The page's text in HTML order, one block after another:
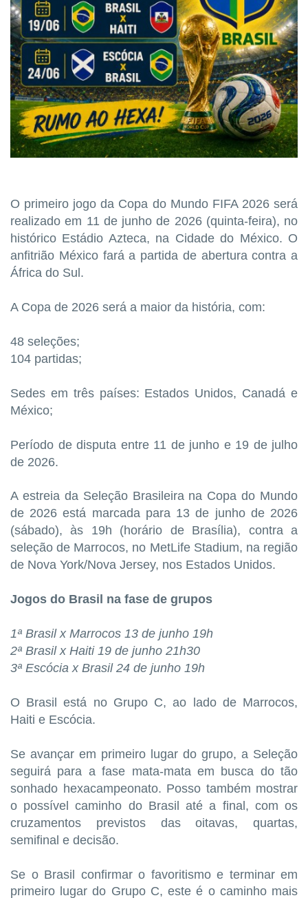
O primeiro jogo da Copa do Mundo FIFA 2026 será
realizado em 11 de junho de 2026 (quinta-feira), no
histórico Estádio Azteca, na Cidade do México. O
anfitrião México fará a partida de abertura contra a
África do Sul.
A Copa de 2026 será a maior da história, com:
48 seleções;
104 partidas;
Sedes em três países: Estados Unidos, Canadá e
México;
Período de disputa entre 11 de junho e 19 de julho
de 2026.
A estreia da Seleção Brasileira na Copa do Mundo
de 2026 está marcada para 13 de junho de 2026
(sábado), às 19h (horário de Brasília), contra a
seleção de Marrocos, no MetLife Stadium, na região
de Nova York/Nova Jersey, nos Estados Unidos.
Jogos do Brasil na fase de grupos
1ª Brasil x Marrocos 13 de junho 19h
2ª Brasil x Haiti 19 de junho 21h30
3ª Escócia x Brasil 24 de junho 19h
O Brasil está no Grupo C, ao lado de Marrocos,
Haiti e Escócia.
Se avançar em primeiro lugar do grupo, a Seleção
seguirá para a fase mata-mata em busca do tão
sonhado hexacampeonato. Posso também mostrar
o possível caminho do Brasil até a final, com os
cruzamentos previstos das oitavas, quartas,
semifinal e decisão.
Se o Brasil confirmar o favoritismo e terminar em
primeiro lugar do Grupo C, este é o caminho mais